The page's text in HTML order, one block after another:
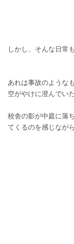
しかし、そんな日常
あれは事故のようなも
空がやけに澄んでい
校舎の影が中庭に落
てくるのを感じなが